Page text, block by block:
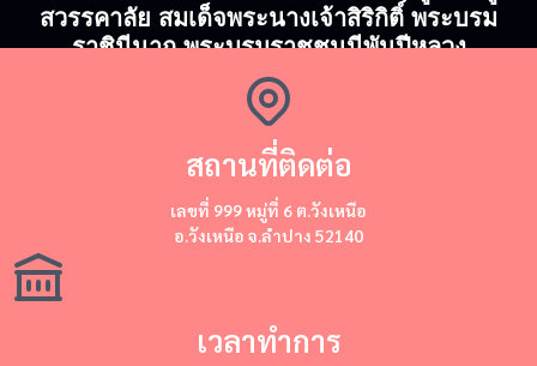
สวรรคาลัย สมเด็จพระนางเจ้าสิริกิติ์ พระบรม
ราชินีนาถ พระบรมราชชนนีพันปีหลวง
สถานที่ติดต่อ
​​เลขที่ 999 หมู่ที่ 6 ต.วังเหนือ
อ.วังเหนือ จ.ลำปาง 52140
เวลาทำการ